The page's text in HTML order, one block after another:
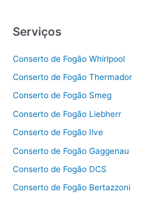
Serviços
Conserto de Fogão Whirlpool
Conserto de Fogão Thermador
Conserto de Fogão Smeg
Conserto de Fogão Liebherr
Conserto de Fogão Ilve
Conserto de Fogão Gaggenau
Conserto de Fogão DCS
Conserto de Fogão Bertazzoni